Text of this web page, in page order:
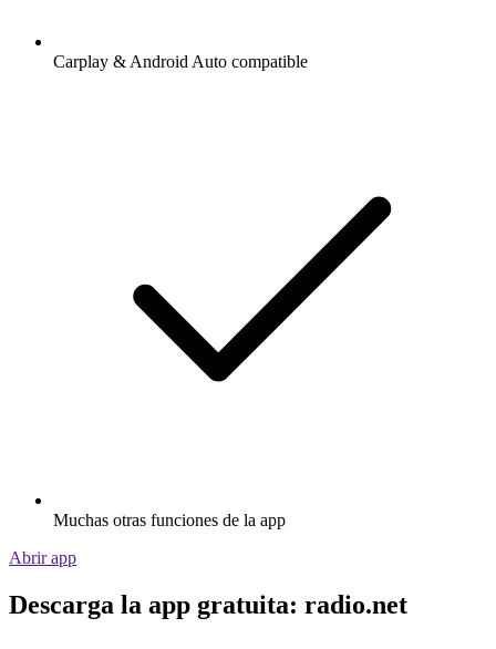
Carplay & Android Auto compatible
Muchas otras funciones de la app
Abrir app
Descarga la app gratuita: radio.net